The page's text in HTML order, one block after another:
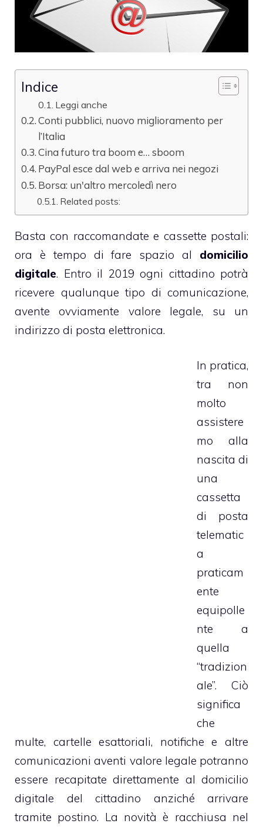
Indice
Leggi anche
Conti pubblici, nuovo miglioramento per
l’Italia
Cina futuro tra boom e… sboom
PayPal esce dal web e arriva nei negozi
Borsa: un'altro mercoledì nero
Related posts:
Basta con raccomandate e cassette postali:
ora è tempo di fare spazio al domicilio
digitale. Entro il 2019 ogni cittadino potrà
ricevere qualunque tipo di comunicazione,
avente ovviamente valore legale, su un
indirizzo di posta elettronica.
In pratica,
tra non
molto
assistere
mo alla
nascita di
una
cassetta
di posta
telematic
a
praticam
ente
equipolle
nte a
quella
“tradizion
ale”. Ciò
significa
che
multe, cartelle esattoriali, notifiche e altre
comunicazioni aventi valore legale potranno
essere recapitate direttamente al domicilio
digitale del cittadino anziché arrivare
tramite postino. La novità è racchiusa nel